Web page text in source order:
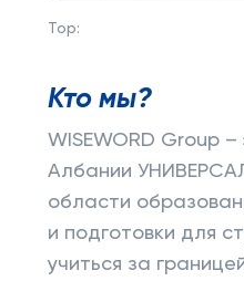
Top:
Кто мы?
WISEWORD Group
Албании
области
и подготовки для
учиться за